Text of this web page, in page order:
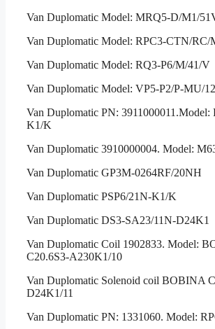
Van Duplomatic Model: MRQ5-D/M1/
Van Duplomatic Model: RPC3-CTN/RC/
Van Duplomatic Model: RQ3-P6/M/41/V
Van Duplomatic Model: VP5-P2/P-MU/
Van Duplomatic PN: 3911000011.Model:
K1/K
Van Duplomatic 3910000004. Model:
Van Duplomatic GP3M-0264RF/20NH
Van Duplomatic PSP6/21N-K1/K
Van Duplomatic DS3-SA23/11N-D24K1
Van Duplomatic Coil 1902833. Model:
C20.6S3-A230K1/10
Van Duplomatic Solenoid coil BOBINA
D24K1/11
Van Duplomatic PN: 1331060. Model: